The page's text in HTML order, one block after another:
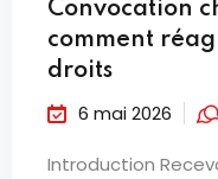
Convocation
comment
droits
6 mai 2026
Introduction